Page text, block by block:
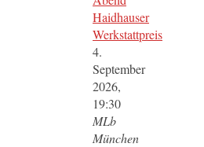
Haidhauser
Werkstattpreis
4.
September
2026,
19:30
MLb
München